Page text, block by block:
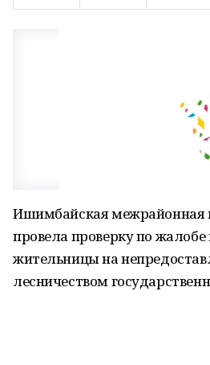
Ишимбайская межрайонная
провела проверку по
жительницы на
лесничеством